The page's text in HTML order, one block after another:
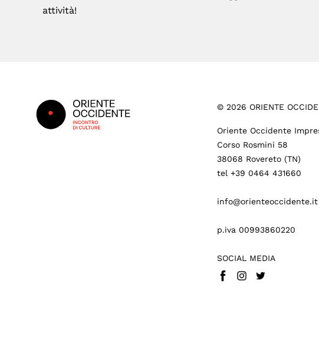
attività!
© 2026 ORIENTE
Oriente Occidente
Corso Rosmini 58
38068 Rovereto (TN)
tel +39 0464 431660
info@orienteoccidente.it
p.iva 00993860220
SOCIAL MEDIA
Facebook(
Instagram
Twitter